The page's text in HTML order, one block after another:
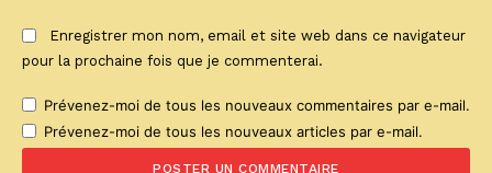
Enregistrer mon nom, email et site web dans ce navigateur
pour la prochaine fois que je commenterai.
Prévenez-moi de tous les nouveaux commentaires par e-mail.
Prévenez-moi de tous les nouveaux articles par e-mail.